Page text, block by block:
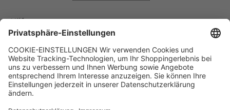
Hilfe
Kontakt
Kategorien